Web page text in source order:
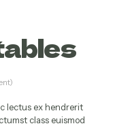
lectus ex hendrerit
class euismod